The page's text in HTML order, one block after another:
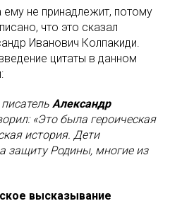
не принадлежит, потому
что это сказал
Иванович Колпакиди.
цитаты в данном
Александр
«Это была героическая
история. Дети
защиту Родины, многие из
высказывание